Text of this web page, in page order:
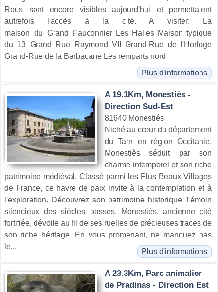
Rous sont encore visibles aujourd'hui et permettaient
autrefois l'accès à la cité. A visiter: La
maison_du_Grand_Fauconnier Les Halles Maison typique
du 13 Grand Rue Raymond VII Grand-Rue de l'Horloge
Grand-Rue de la Barbacane Les remparts nord
Plus d'informations
A 19.1Km, Monestiès -
Direction Sud-Est
81640 Monestiés
Niché au cœur du département
du Tarn en région Occitanie,
Monestiès séduit par son
charme intemporel et son riche
patrimoine médiéval. Classé parmi les Plus Beaux Villages
de France, ce havre de paix invite à la contemplation et à
l'exploration. Découvrez son patrimoine historique Témoin
silencieux des siècles passés, Monestiés, ancienne cité
fortifiée, dévoile au fil de ses ruelles de précieuses traces de
son riche héritage. En vous promenant, ne manquez pas
le...
Plus d'informations
A 23.3Km, Parc animalier
de Pradinas - Direction Est